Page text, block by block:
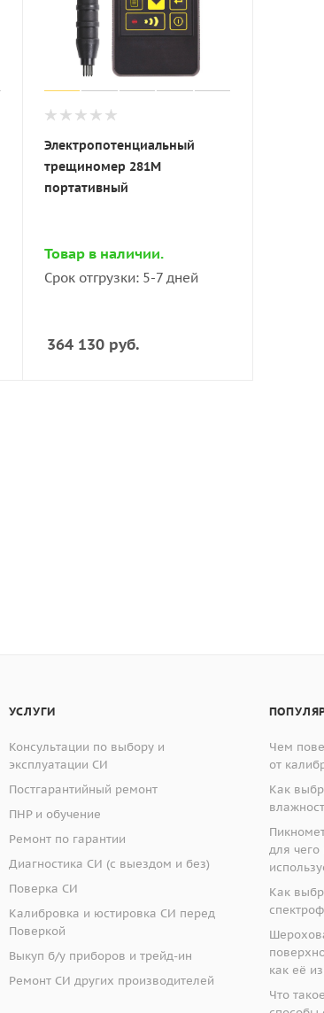
Электропотенциальный
трещиномер 281М
портативный
Товар в наличии.
Срок отгрузки: 5-7 дней
364 130руб.
УСЛУГИ
Консультации по выбору и
эксплуатации СИ
Постгарантийный ремонт
ПНР и обучение
Ремонт по гарантии
Диагностика СИ (с выездом и без)
Поверка СИ
Калибровка и юстировка СИ перед
Поверкой
Выкуп б/у приборов и трейд-ин
Ремонт СИ других производителей
Чем
от
Как
для чего
Как
как её
Что